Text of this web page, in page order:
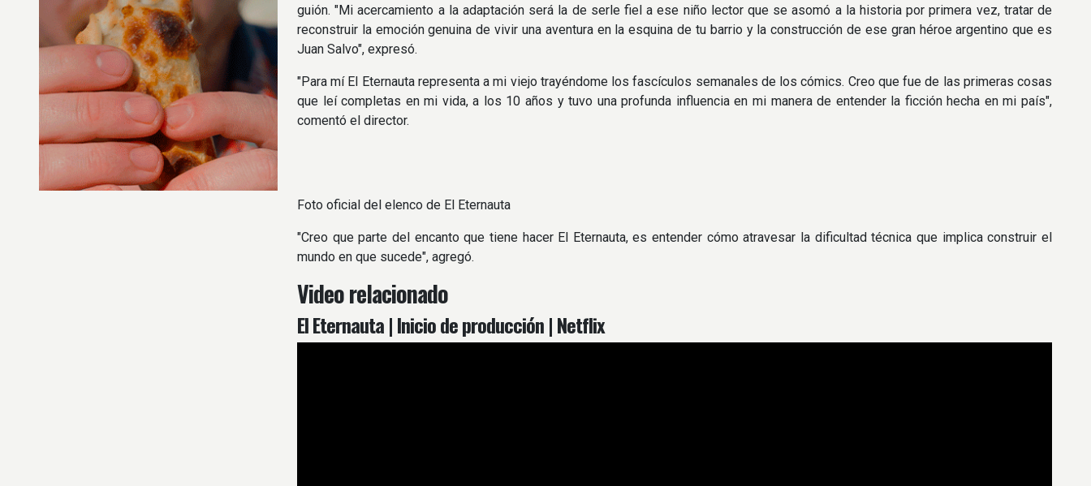
guión. "Mi acercamiento a la adaptación será la de serle fiel a ese niño lector que se asomó a la historia por primera vez, tratar de
reconstruir la emoción genuina de vivir una aventura en la esquina de tu barrio y la construcción de ese gran héroe argentino que es
Juan Salvo", expresó.
"Para mí El Eternauta representa a mi viejo trayéndome los fascículos semanales de los cómics. Creo que fue de las primeras cosas
que leí completas en mi vida, a los 10 años y tuvo una profunda influencia en mi manera de entender la ficción hecha en mi país",
comentó el director.
Foto oficial del elenco de El Eternauta
"Creo que parte del encanto que tiene hacer El Eternauta, es entender cómo atravesar la dificultad técnica que implica construir el
mundo en que sucede", agregó.
Video relacionado
El Eternauta | Inicio de producción | Netflix